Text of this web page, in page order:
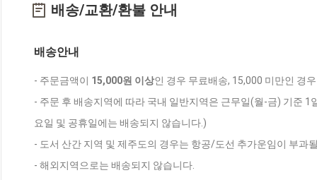
배송/교환/환불 안내
배송안내
- 주문금액이 15,000원 이상인 경우 무료배송, 15,000 미만인 경
- 주문 후 배송지역에 따라 국내 일반지역은 근무일(월-금) 기준
요일 및 공휴일에는 배송되지 않습니다.)
- 도서 산간 지역 및 제주도의 경우는 항공/도선 추가운임이 부과
- 해외지역으로는 배송되지 않습니다.